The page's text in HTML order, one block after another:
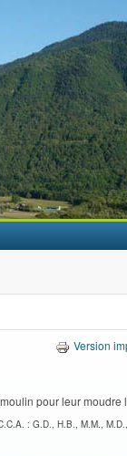
Version
pour leur moudre
: G.D., H.B., M.M.,